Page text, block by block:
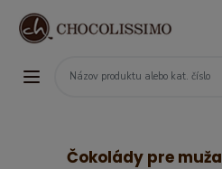
Čokolády pre muža